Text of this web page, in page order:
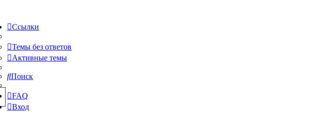
Ссылки
Темы без ответов
Активные темы
Поиск
FAQ
Вход